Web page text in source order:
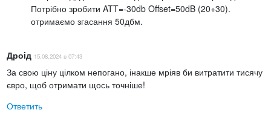
Калибровка радиочастотных приборов;
Обнаружение и обслуживание радиочастотного
оборудования;
Измерение коэффициента стоячей волны
Потрібно зробити ATT=-30db Offset=50dB (20+30).
отримаємо згасання 50дбм.
Дроiд 15.08.2024 в 07:43
За свою ціну цілком непогано, інакше мріяв би витратити тисячу
євро, щоб отримати щось точніше!
Ответить